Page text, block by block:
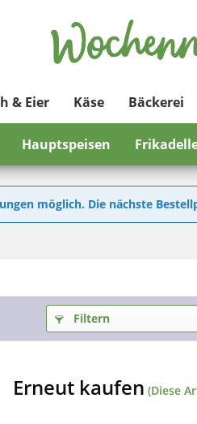
& Eier Käse Bäckerei
Hauptspeisen
möglich. Die nächste
Filtern
Erneut kaufen (Diese